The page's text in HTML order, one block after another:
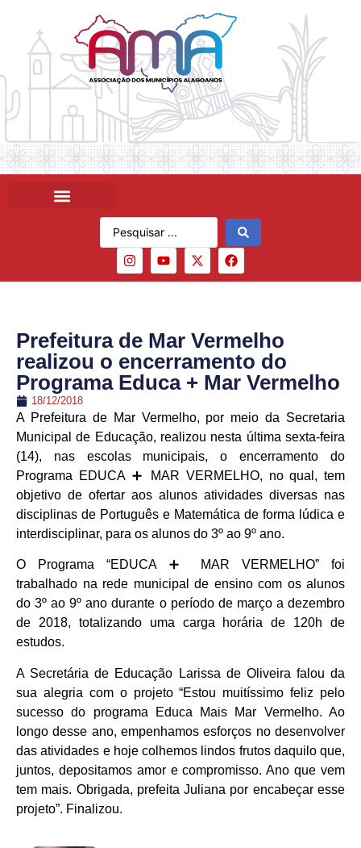
Prefeitura de Mar Vermelho
realizou o encerramento do
Programa Educa + Mar Vermelho
18/12/2018
A Prefeitura de Mar Vermelho, por meio da Secretaria
Municipal de Educação, realizou nesta última sexta-feira
(14), nas escolas municipais, o encerramento do
Programa EDUCA ➕ MAR VERMELHO, no qual, tem
objetivo de ofertar aos alunos atividades diversas nas
disciplinas de Português e Matemática de forma lúdica e
interdisciplinar, para os alunos do 3º ao 9º ano.
O Programa “EDUCA➕
MAR VERMELHO” foi
trabalhado na rede municipal de ensino com os alunos
do 3º ao 9º ano durante o período de março a dezembro
de 2018, totalizando uma carga horária de 120h de
estudos.
A Secretáriade Educação Larissa de Oliveira falou da
sua alegria com o projeto “Estou muitíssimo feliz pelo
sucesso do programa Educa Mais Mar Vermelho. Ao
longo desse ano, empenhamos esforços no desenvolver
das atividades e hoje colhemos lindos frutos daquilo que,
juntos, depositamos amor e compromisso. Ano que vem
tem mais. Obrigada, prefeita Juliana por encabeçar esse
projeto”. Finalizou.